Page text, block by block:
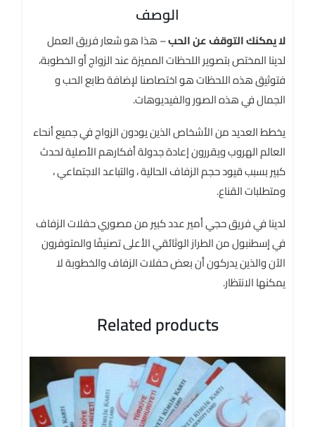
الوصف
لا يمكنك التوقف عن الحب– هذا هو شعار فريق العمل
لدينا المختص بتصوير اللحظات المميزة عند الزواج أو الخطوبة،
فتوثيق هذه اللحظات هو اختصاصنا لإضافة طابع الحب و
الجمال في هذه الصور والفيديوهات.
يخطط العديد من الأشخاص الذين يودون الزواج في جميع أنحاء
العالم الهروب ويقررون إعادة جدولة أفكارهم الأصلية لحدث
كبير بسبب قيود حجم الزفاف الحالية ، والتباعد الاجتماعي ،
ومتطلبات القناع.
لدينا في فريق حجي أمير عدد كبير من مصوري حفلات الزفاف
في إسطنبول من الطراز الوثائقي الأعلى تصنيفًا والمتوفرون
الآن والذين يدركون أن بعض حفلات الزفاف والخطوبة لا
يمكنها الانتظار.
Related products